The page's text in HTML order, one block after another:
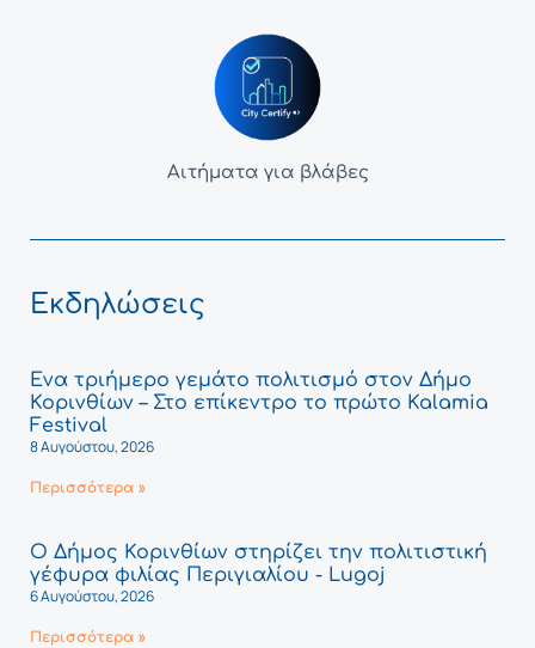
Αιτήματα για βλάβες
Εκδηλώσεις
Ένα τριήμερο γεμάτο πολιτισμό στον Δήμο
Κορινθίων – Στο επίκεντρο το πρώτο Kalamia
Festival
8 Αυγούστου, 2026
Περισσότερα »
Ο Δήμος Κορινθίων στηρίζει την πολιτιστική
γέφυρα φιλίας Περιγιαλίου - Lugoj
6 Αυγούστου, 2026
Περισσότερα »